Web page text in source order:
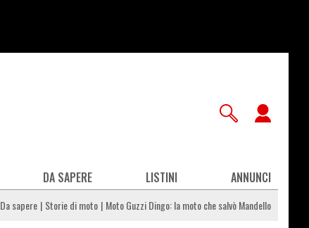
DA SAPERE LISTINI ANNUNCI
Da sapere Storie di moto Moto Guzzi Dingo: la moto che salvò Mandello